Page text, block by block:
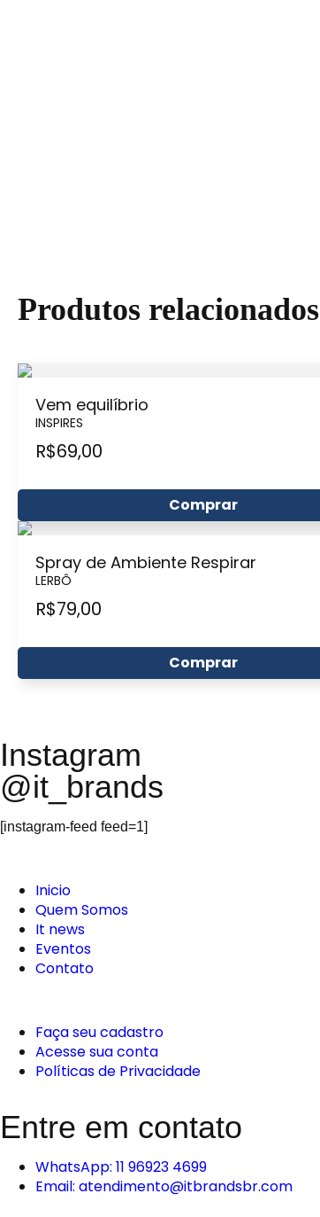
Produtos relacionados
Vem equilíbrio
INSPIRES
R$69,00
Comprar
Spray de Ambiente Respirar
LERBÔ
R$79,00
Comprar
Instagram
@it_brands
[instagram-feed feed=1]
Inicio
Quem Somos
It news
Eventos
Contato
Faça seu cadastro
Acesse sua conta
Políticas de Privacidade
Entre em contato
WhatsApp: 11 96923 4699
Email: atendimento@itbrandsbr.com